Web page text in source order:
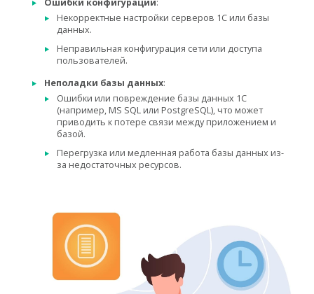
Некорректные настройки серверов 1С или базы
данных.
Неправильная конфигурация сети или доступа
пользователей.
Неполадки базы данных:
Ошибки или повреждение базы данных 1С
(например, MS SQL или PostgreSQL), что может
приводить к потере связи между приложением и
базой.
Перегрузка или медленная работа базы данных из-
за недостаточных ресурсов.